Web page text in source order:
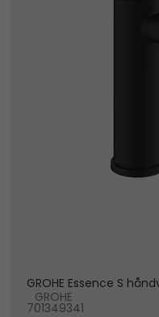
GROHE Essence S
GROHE
701349341